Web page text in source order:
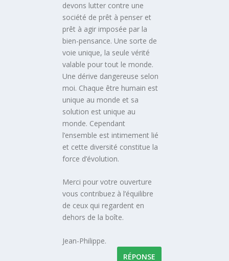
devons lutter contre une
société de prêt à penser et
prêt à agir imposée par la
bien-pensance. Une sorte de
voie unique, la seule vérité
valable pour tout le monde.
Une dérive dangereuse selon
moi. Chaque être humain est
unique au monde et sa
solution est unique au
monde. Cependant
l’ensemble est intimement lié
et cette diversité constitue la
force d’évolution.
Merci pour votre ouverture
vous contribuez à l’équilibre
de ceux qui regardent en
dehors de la boîte.
Jean-Philippe.
RÉPONSE